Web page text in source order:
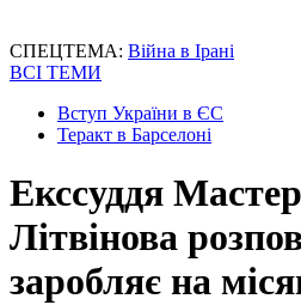
СПЕЦТЕМА: Війна в Ірані
ВСІ ТЕМИ
Вступ України в ЄС
Теракт в Барселоні
Екссуддя
Літвінова
заробляє на